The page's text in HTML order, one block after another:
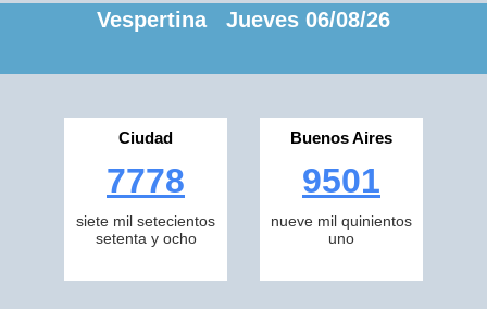
Vespertina Jueves 06/08/26
Ciudad
7778
siete mil setecientos
setenta y ocho
Buenos Aires
9501
nueve mil quinientos
uno